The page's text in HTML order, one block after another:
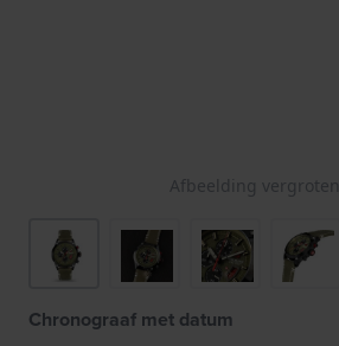
Afbeelding vergroten
Chronograaf met datum